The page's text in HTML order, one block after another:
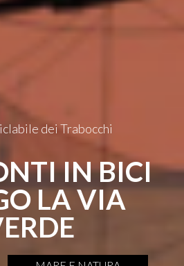
dei Trabocchi
IN BICI
LA VIA